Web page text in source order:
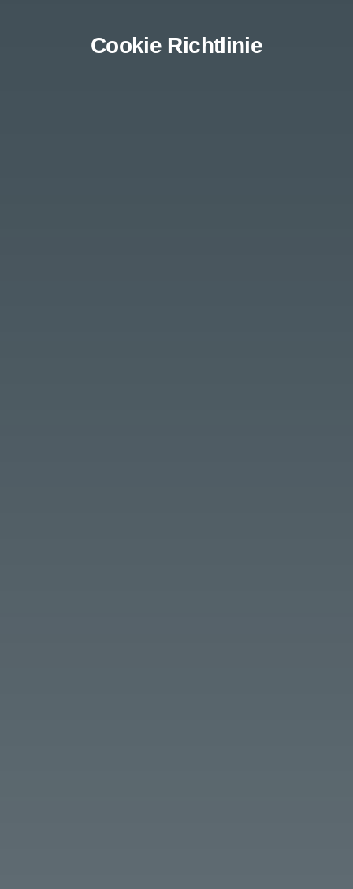
Cookie Richtlinie